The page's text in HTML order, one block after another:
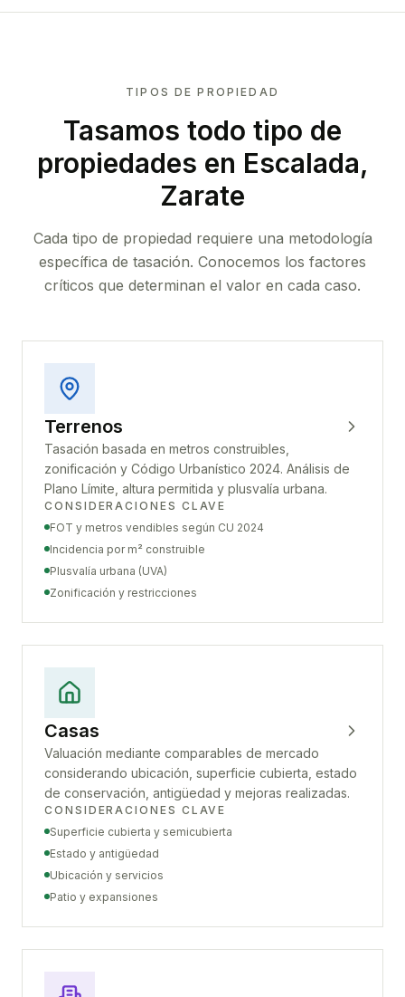
TIPOS DE PROPIEDAD
Tasamos todo tipo de
propiedades en Escalada,
Zarate
Cada tipo de propiedad requiere una metodología
específica de tasación. Conocemos los factores
críticos que determinan el valor en cada caso.
Terrenos
Tasación basada en metros construibles,
zonificación y Código Urbanístico 2024. Análisis de
Plano Límite, altura permitida y plusvalía urbana.
CONSIDERACIONES CLAVE
FOT y metros vendibles según CU 2024
Incidencia por m² construible
Plusvalía urbana (UVA)
Zonificación y restricciones
Casas
Valuación mediante comparables de mercado
considerando ubicación, superficie cubierta, estado
de conservación, antigüedad y mejoras realizadas.
CONSIDERACIONES CLAVE
Superficie cubierta y semicubierta
Estado y antigüedad
Ubicación y servicios
Patio y expansiones